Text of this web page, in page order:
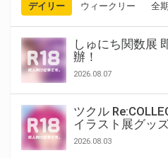
デイリー ウィークリー 全
しゅにち関数展
辦！
2026.08.07
ツクル
イラスト展グッ
2026.08.03